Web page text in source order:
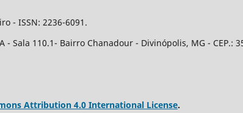
- ISSN: 2236-6091.
- Sala 110.1- Bairro Chanadour - Divinópolis, MG - CEP.:
Attribution 4.0 International License.